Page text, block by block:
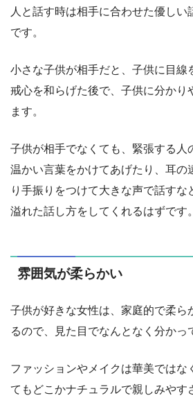
人と話す時は相手に合わせた優しい
です。
小さな子供が相手だと、子供に目線
戒心を和らげた後で、子供に分かり
ます。
子供が相手でなくても、緊張する人
温かい言葉をかけてあげたり、耳の
り手振りをつけて大きな声で話すな
溢れた話し方をしてくれるはずです。
雰囲気が柔らかい
子供が好きな女性は、家庭的で柔ら
るので、見た目でなんとなく分かっ
ファッションやメイクは華美ではな
てもどこかナチュラルで親しみやす